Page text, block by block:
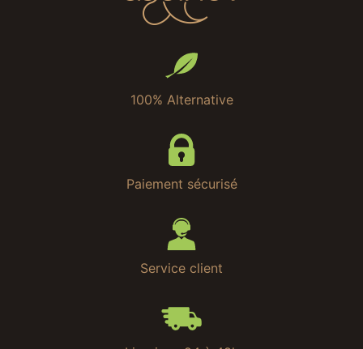
100% Alternative
Paiement sécurisé
Service client